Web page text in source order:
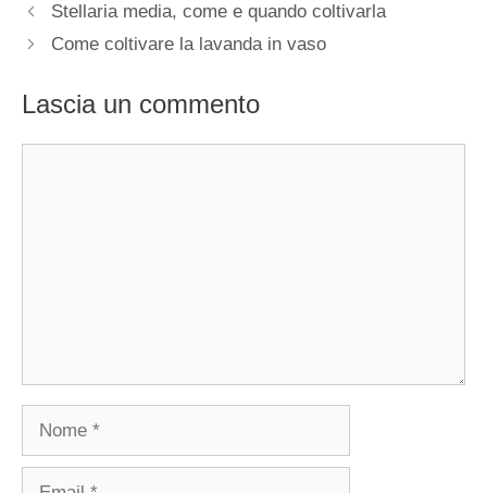
Stellaria media, come e quando coltivarla
Come coltivare la lavanda in vaso
Lascia un commento
Nome
Email